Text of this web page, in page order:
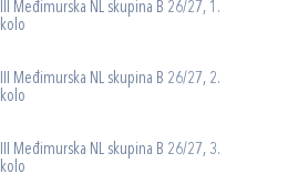
III Međimurska NL skupina B 26/27, 1.
kolo
III Međimurska NL skupina B 26/27, 2.
kolo
III Međimurska NL skupina B 26/27, 3.
kolo